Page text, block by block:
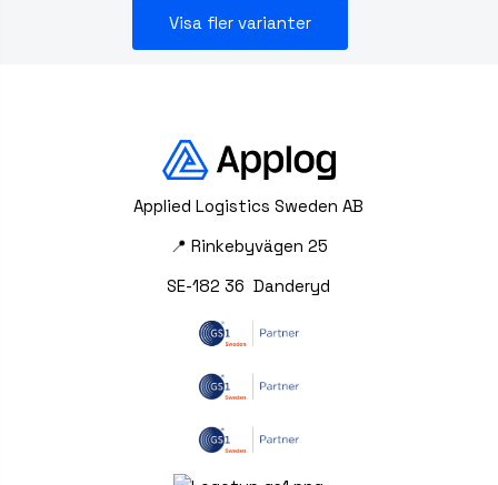
Visa fler varianter
Applied Logistics Sweden AB
📍 Rinkebyvägen 25
SE-182 36 Danderyd